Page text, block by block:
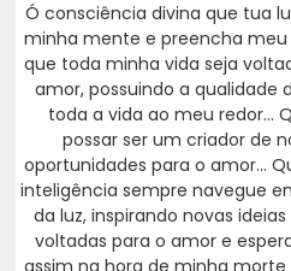
Ó consciência divina que tua
minha mente e preencha meu
que toda minha vida seja
amor, possuindo a qualidade
toda a vida ao meu redor...
possar ser um criador de
oportunidades para o amor...
inteligência sempre navegue
da luz, inspirando novas
voltadas para o amor e